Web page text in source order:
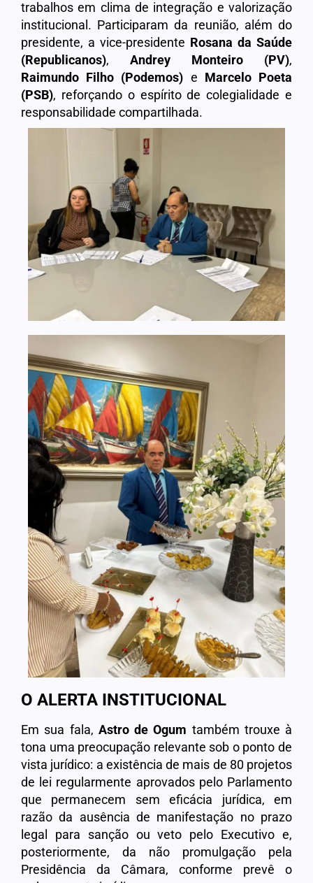
trabalhos em clima de integração e valorização
institucional. Participaram da reunião, além do
presidente, a vice-presidente Rosana da Saúde
(Republicanos), Andrey Monteiro (PV),
Raimundo Filho (Podemos) e Marcelo Poeta
(PSB), reforçando o espírito de colegialidade e
responsabilidade compartilhada.
O ALERTA INSTITUCIONAL
Em sua fala, Astro de Ogum também trouxe à
tona uma preocupação relevante sob o ponto de
vista jurídico: a existência de mais de 80 projetos
de lei regularmente aprovados pelo Parlamento
que permanecem sem eficácia jurídica, em
razão da ausência de manifestação no prazo
legal para sanção ou veto pelo Executivo e,
posteriormente, da não promulgação pela
Presidência da Câmara, conforme prevê o